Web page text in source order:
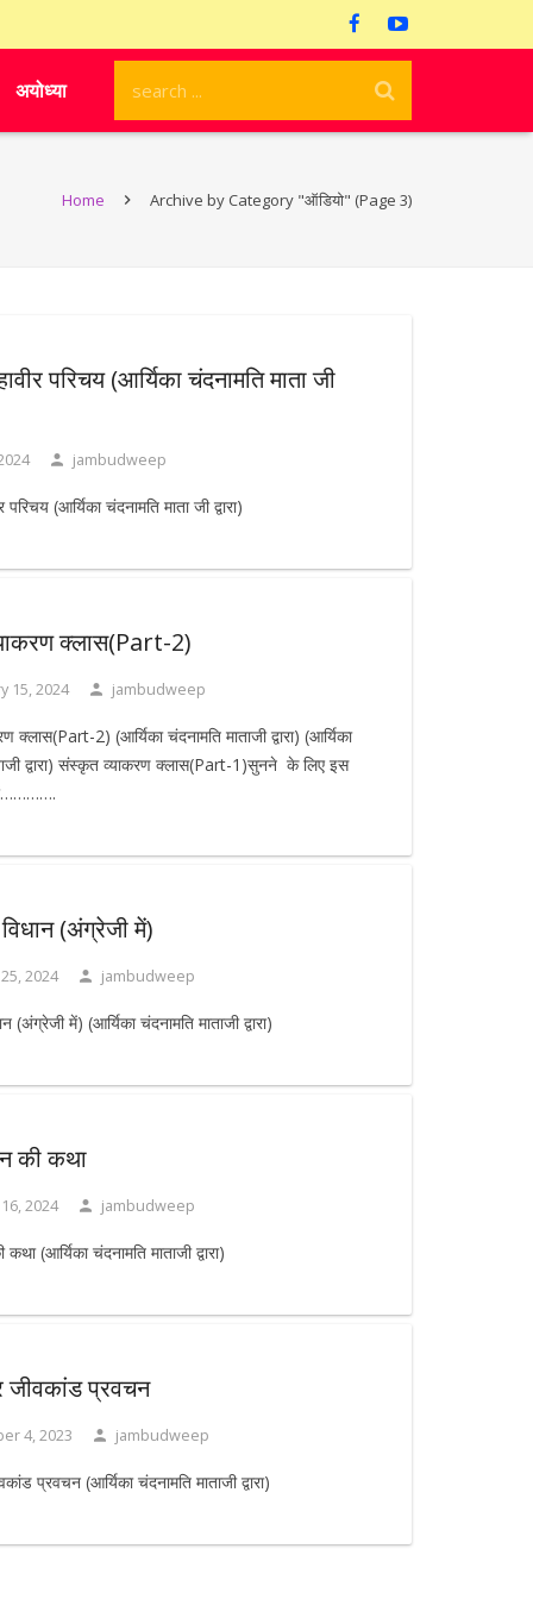
अयोध्या
Home Archive by Category "ऑडियो" (Page 3)
परिचय (आर्यिका चंदनामति माता जी
jambudweep
परिचय (आर्यिका चंदनामति माता जी द्वारा)
क्लास(Part-2)
15, 2024 jambudweep
क्लास(Part-2) (आर्यिका चंदनामति माताजी द्वारा) (आर्यिका
द्वारा) संस्कृत व्याकरण क्लास(Part-1)सुनने के लिए इस
(अंग्रेजी में)
2024 jambudweep
(अंग्रेजी में) (आर्यिका चंदनामति माताजी द्वारा)
की कथा
2024 jambudweep
(आर्यिका चंदनामति माताजी द्वारा)
जीवकांड प्रवचन
4, 2023 jambudweep
प्रवचन (आर्यिका चंदनामति माताजी द्वारा)